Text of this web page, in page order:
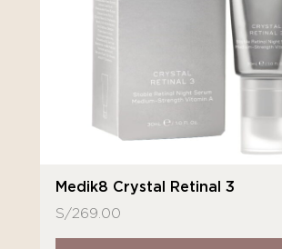
Medik8 Crystal Retinal 3
S/269.00